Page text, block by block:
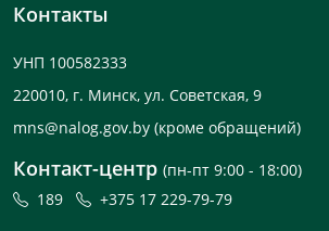
Контакты
УНП 100582333
220010, г. Минск, ул. Советская, 9
mns@nalog.gov.by (кроме обращений)
Контакт-центр (пн-пт 9:00 - 18:00)
189
+375 17 229-79-79